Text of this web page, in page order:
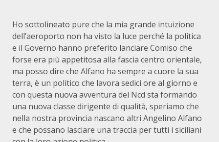
Ho sottolineato pure che la mia grande intuizione
dell’aeroporto non ha visto la luce perché la politica
e il Governo hanno preferito lanciare Comiso che
forse era più appetitosa alla fascia centro orientale,
ma posso dire che Alfano ha sempre a cuore la sua
terra, è un politico che lavora sedici ore al giorno e
con questa nuova avventura del Ncd sta formando
una nuova classe dirigente di qualità, speriamo che
nella nostra provincia nascano altri Angelino Alfano
e che possano lasciare una traccia per tutti i siciliani